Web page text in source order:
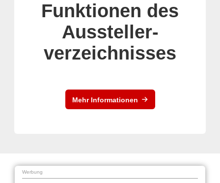
Funktionen des
Aussteller-
verzeichnisses
Mehr Informationen
Werbung